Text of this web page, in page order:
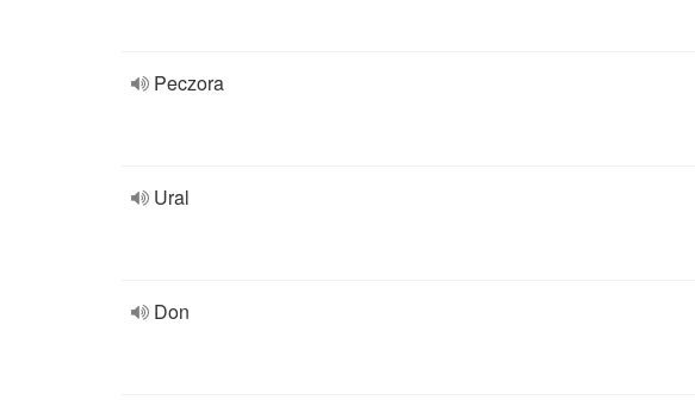
Peczora
Ural
Don